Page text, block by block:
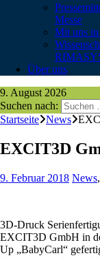
Messe
Mit uns
Über uns
9. August 2026
Suchen nach:
Startseite News
EXCIT3D
9. Februar 2018 News,
3D-Druck
EXCIT3D GmbH in
Up „BabyCarl“